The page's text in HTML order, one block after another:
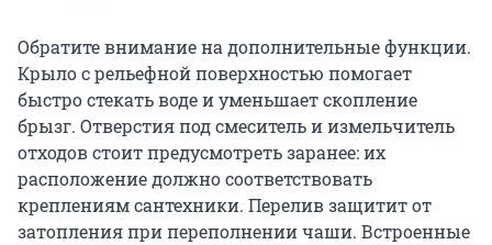
Обратите внимание на дополнительные функции.
Крыло с рельефной поверхностью помогает
быстро стекать воде и уменьшает скопление
брызг. Отверстия под смеситель и измельчитель
отходов стоит предусмотреть заранее: их
расположение должно соответствовать
креплениям сантехники. Перелив защитит от
затопления при переполнении чаши. Встроенные